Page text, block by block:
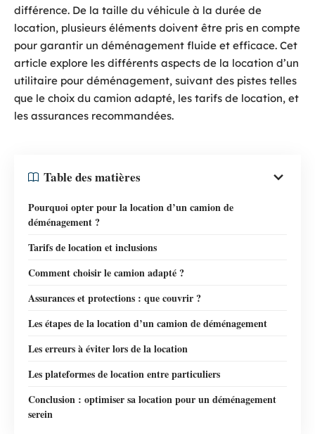
différence. De la taille du véhicule à la durée de
location, plusieurs éléments doivent être pris en compte
pour garantir un déménagement fluide et efficace. Cet
article explore les différents aspects de la location d’un
utilitaire pour déménagement, suivant des pistes telles
que le choix du camion adapté, les tarifs de location, et
les assurances recommandées.
Table des matières
Pourquoi opter pour la location d’un camion de
déménagement ?
Tarifs de location et inclusions
Comment choisir le camion adapté ?
Assurances et protections : que couvrir ?
Les étapes de la location d’un camion de déménagement
Les erreurs à éviter lors de la location
Les plateformes de location entre particuliers
Conclusion : optimiser sa location pour un déménagement
serein